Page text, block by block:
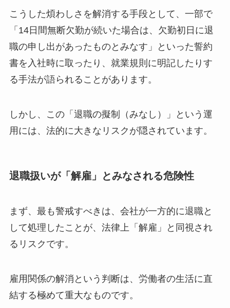
こうした煩わしさを解消する手段として、一部で
「14日間無断欠勤が続いた場合は、欠勤初日に退
職の申し出があったものとみなす」といった誓約
書を入社時に取ったり、就業規則に明記したりす
る手法が語られることがあります。
しかし、この「退職の擬制（みなし）」という運
用には、法的に大きなリスクが隠されています。
退職扱いが「解雇」とみなされる危険性
まず、最も警戒すべきは、会社が一方的に退職と
して処理したことが、法律上「解雇」と同視され
るリスクです。
雇用関係の解消という判断は、労働者の生活に直
結する極めて重大なものです。